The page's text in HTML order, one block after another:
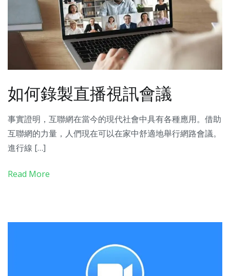
如何錄製直播視訊會議
事實證明，互聯網在當今的現代社會中具有各種應用。借助
互聯網的力量，人們現在可以在家中舒適地舉行網路會議。
進行線 […]
Read More